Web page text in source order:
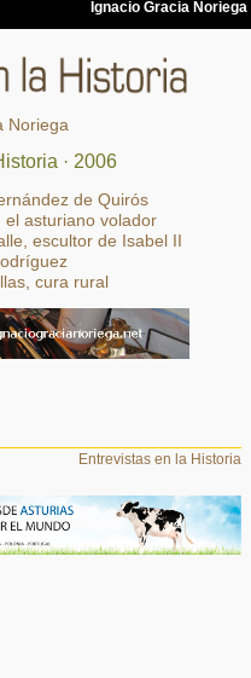
Noriega
· 2006
de Quirós
asturiano volador
escultor de Isabel II
cura rural
Entrevistas en la Historia